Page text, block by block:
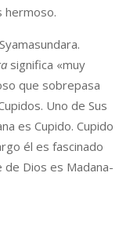
hermoso.
significa «muy
que sobrepasa
Uno de Sus
es Cupido. Cupido
él es fascinado
Dios es Madana-